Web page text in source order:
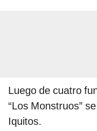
Luego de cuatro
“Los Monstruos”
Iquitos.